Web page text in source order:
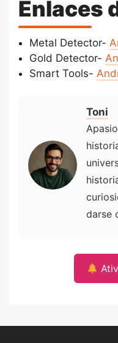
Enlaces
Metal Detector-
Gold Detector-
Smart Tools-
Toni
darse